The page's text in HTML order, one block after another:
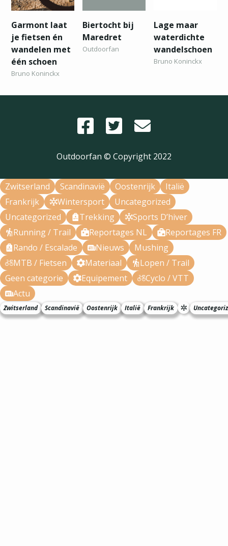
Garmont laat
je fietsen én
wandelen met
één schoen
Bruno Koninckx
Biertocht bij
Maredret
Outdoorfan
Lage maar
waterdichte
wandelschoen
Bruno Koninckx
Outdoorfan © Copyright 2022
Zwitserland Scandinavië Oostenrijk
Italië
Frankrijk
Wintersport
Uncategorized
Uncategorized
Trekking
Sports D’hiver
Running / Trail
Reportages NL
Reportages FR
Rando / Escalade
Nieuws
Mushing
MTB / Fietsen
Materiaal
Lopen / Trail
Geen categorie
Equipement
Cyclo / VTT
Actu
Zwitserland Scandinavië Oostenrijk Italië Frankrijk